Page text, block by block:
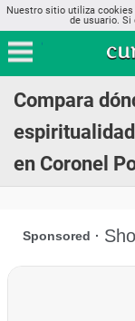
Nuestro sitio utiliza
de usuario. Si
Compara
en Coronel